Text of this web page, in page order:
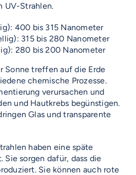
UV-Strahlen.
400 bis 315 Nanometer
315 bis 280 Nanometer
280 bis 200 Nanometer
Sonne treffen auf die Erde
chemische Prozesse.
verursachen und
und Hautkrebs begünstigen.
Glas und transparente
haben eine späte
Sie sorgen dafür, dass die
Sie können auch rote